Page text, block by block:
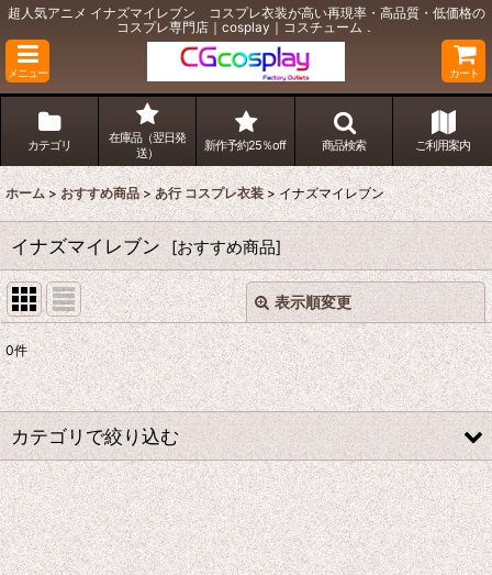
超人気アニメ イナズマイレブン コスプレ衣装が高い再現率・高品質・低価格の
コスプレ専門店｜cosplay｜コスチューム．
メニュー カート
カテゴリ
在庫品（翌日発
送）
新作予約25％off 商品検索 ご利用案内
ホーム > おすすめ商品 > あ行 コスプレ衣装 > イナズマイレブン
イナズマイレブン [おすすめ商品]
表示順変更
表示数:
並び順:
絞り込む
閉じる
0件
カテゴリで絞り込む
あ行 コスプレ衣装 (全商品)
ウマ娘プリティーダービー